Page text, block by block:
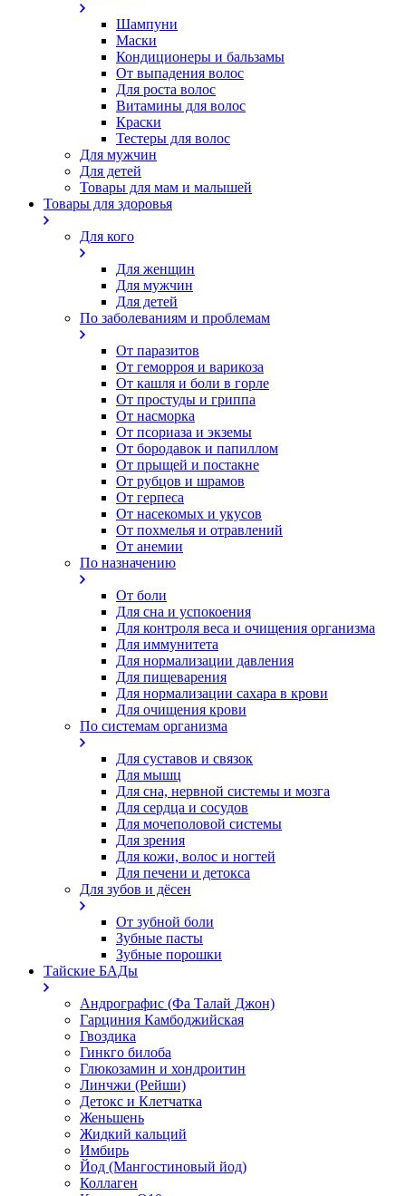
Шампуни
Маски
Кондиционеры и бальзамы
От выпадения волос
Для роста волос
Витамины для волос
Краски
Тестеры для волос
Для мужчин
Для детей
Товары для мам и малышей
Товары для здоровья
Для кого
Для женщин
Для мужчин
Для детей
По заболеваниям и проблемам
От паразитов
Oт геморроя и варикоза
От кашля и боли в горле
От простуды и гриппа
От насморка
Oт псориаза и экземы
От бородавок и папиллом
От прыщей и постакне
От рубцов и шрамов
От герпеса
От насекомых и укусов
От похмелья и отравлений
От анемии
По назначению
От боли
Для сна и успокоения
Для контроля веса и очищения организма
Для иммунитета
Для нормализации давления
Для пищеварения
Для нормализации сахара в крови
Для очищения крови
По системам организма
Для суставов и связок
Для мышц
Для сна, нервной системы и мозга
Для сердца и сосудов
Для мочеполовой системы
Для зрения
Для кожи, волос и ногтей
Для печени и детокса
Для зубов и дёсен
От зубной боли
Зубные пасты
Зубные порошки
Тайские БАДы
Андрографис (Фа Талай Джон)
Гарциния Камбоджийская
Гвоздика
Гинкго билоба
Глюкозамин и хондроитин
Линчжи (Рейши)
Детокс и Клетчатка
Женьшень
Жидкий кальций
Имбирь
Йод (Мангостиновый йод)
Коллаген